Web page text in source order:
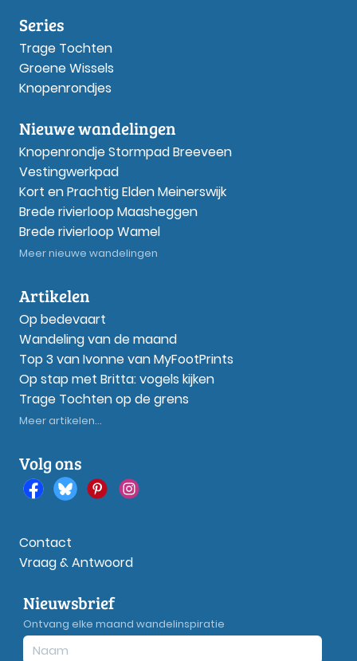
Series
Trage Tochten
Groene Wissels
Knopenrondjes
Nieuwe wandelingen
Knopenrondje Stormpad Breeveen
Vestingwerkpad
Kort en Prachtig Elden Meinerswijk
Brede rivierloop Maasheggen
Brede rivierloop Wamel
Meer nieuwe wandelingen
Artikelen
Op bedevaart
Wandeling van de maand
Top 3 van Ivonne van MyFootPrints
Op stap met Britta: vogels kijken
Trage Tochten op de grens
Meer artikelen...
Volg ons
Contact
Vraag & Antwoord
Nieuwsbrief
Ontvang elke maand wandelinspiratie